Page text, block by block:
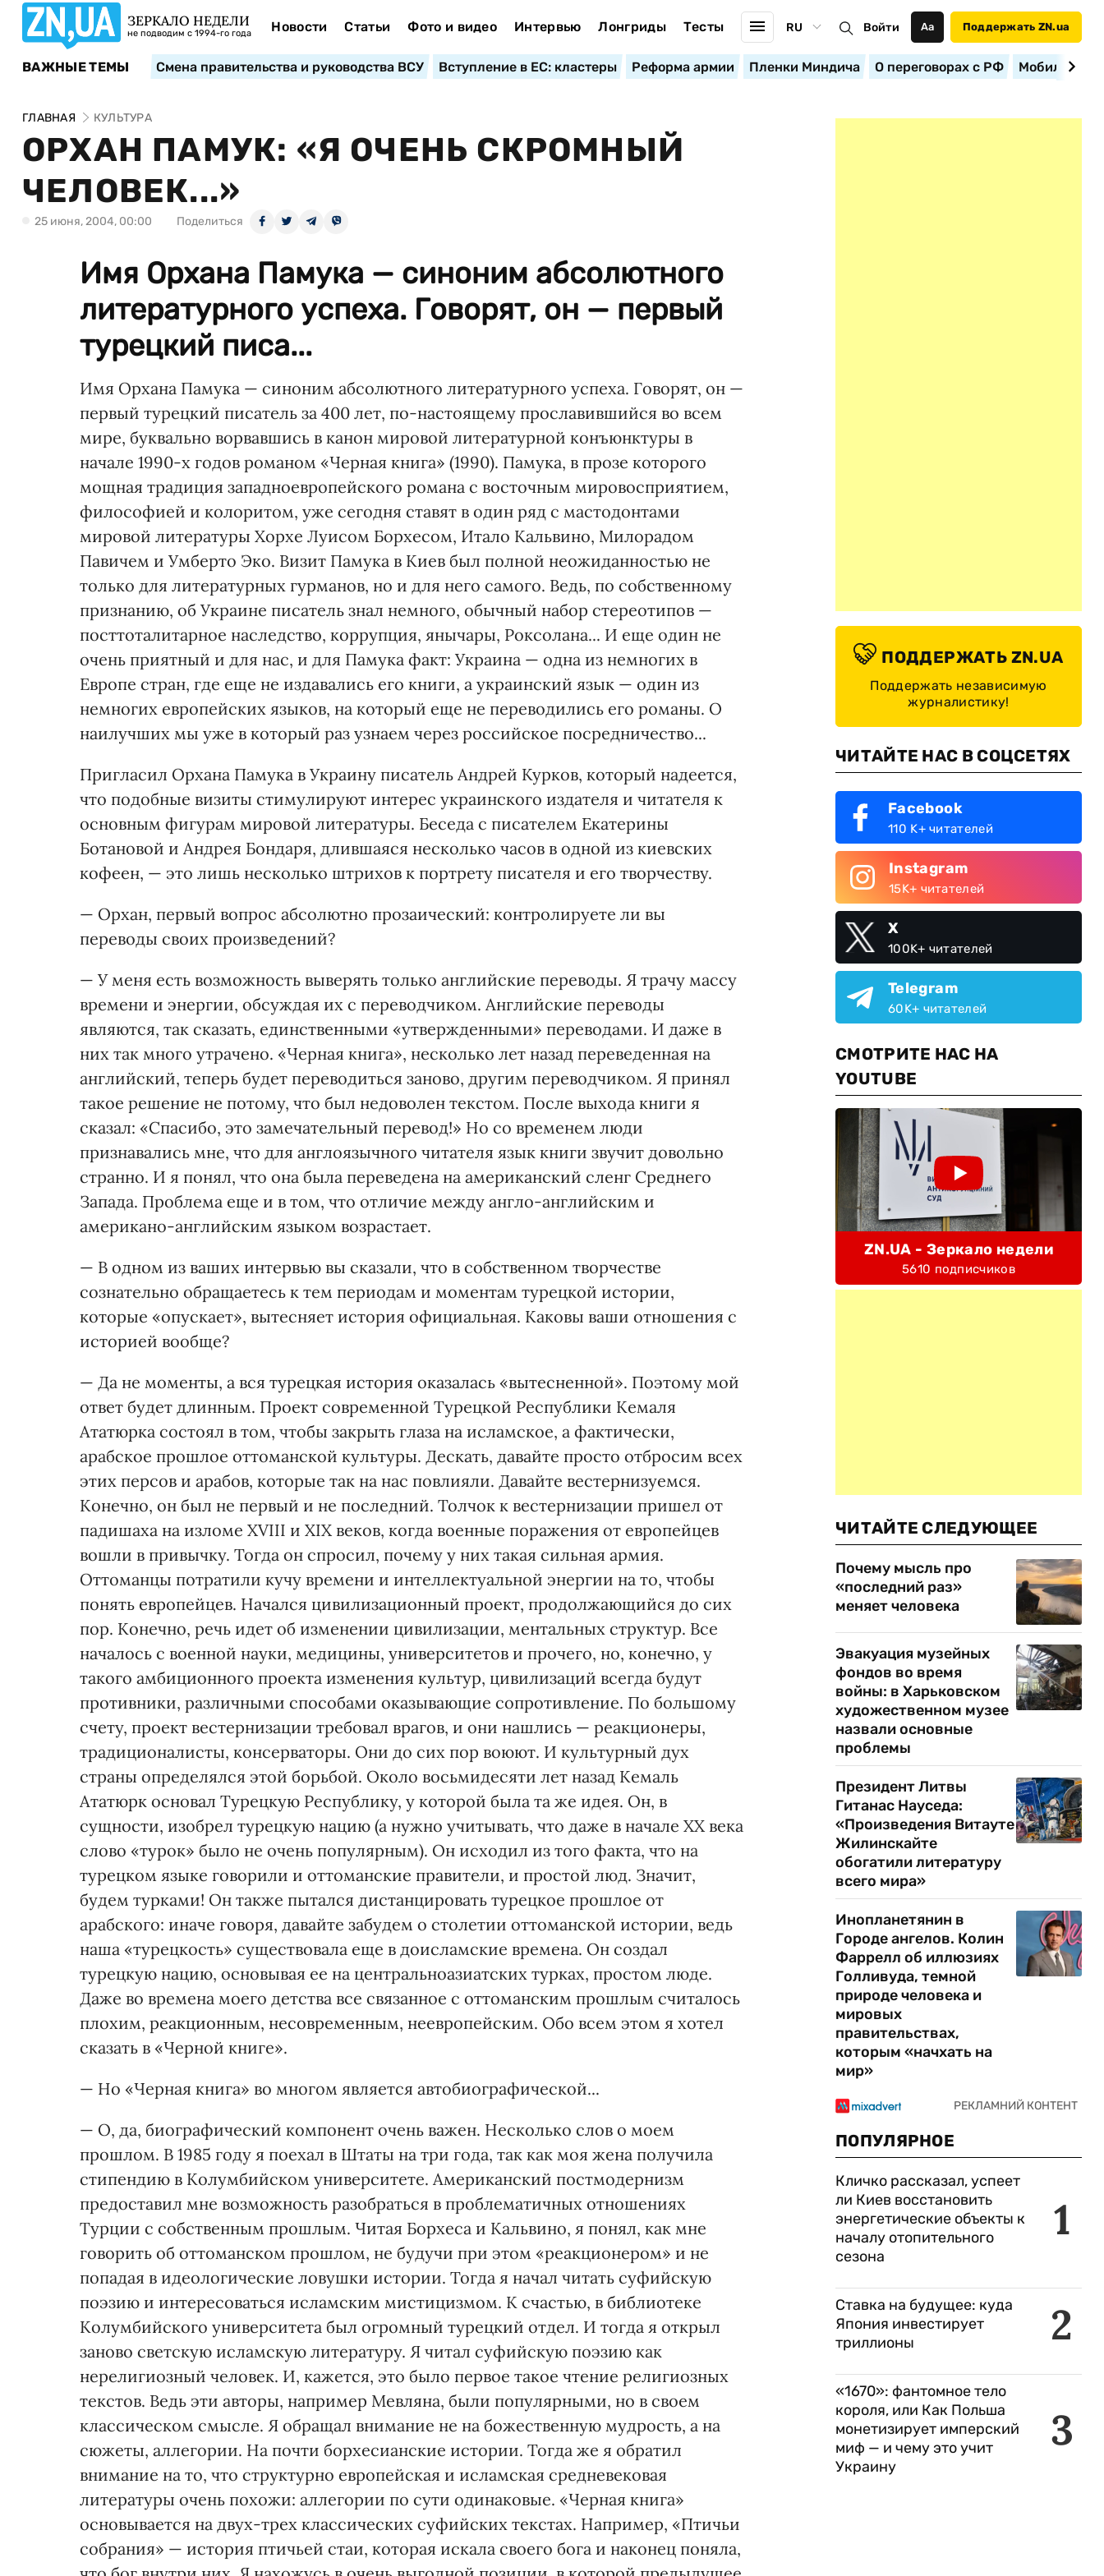
ЗЕРКАЛО НЕДЕЛИ
не подводим с 1994-го года Новости Статьи Фото и видео Интервью Лонгриды Тесты RU Войти Аа Поддержать ZN.ua
ВАЖНЫЕ ТЕМЫ Смена правительства и руководства ВСУ Вступление в ЕС: кластеры Реформа армии Пленки Миндича О переговорах с РФ
ГЛАВНАЯ КУЛЬТУРА
ОРХАН ПАМУК: «Я ОЧЕНЬ СКРОМНЫЙ
ЧЕЛОВЕК...»
25 июня, 2004, 00:00 Поделиться
Имя Орхана Памука — синоним абсолютного
литературного успеха. Говорят, он — первый
турецкий писа...
Имя Орхана Памука — синоним абсолютного литературного успеха. Говорят, он —
первый турецкий писатель за 400 лет, по-настоящему прославившийся во всем
мире, буквально ворвавшись в канон мировой литературной конъюнктуры в
начале 1990-х годов романом «Черная книга» (1990). Памука, в прозе которого
мощная традиция западноевропейского романа с восточным мировосприятием,
философией и колоритом, уже сегодня ставят в один ряд с мастодонтами
мировой литературы Хорхе Луисом Борхесом, Итало Кальвино, Милорадом
Павичем и Умберто Эко. Визит Памука в Киев был полной неожиданностью не
только для литературных гурманов, но и для него самого. Ведь, по собственному
признанию, об Украине писатель знал немного, обычный набор стереотипов —
посттоталитарное наследство, коррупция, янычары, Роксолана... И еще один не
очень приятный и для нас, и для Памука факт: Украина — одна из немногих в
Европе стран, где еще не издавались его книги, а украинский язык — один из
немногих европейских языков, на который еще не переводились его романы. О
наилучших мы уже в который раз узнаем через российское посредничество...
Пригласил Орхана Памука в Украину писатель Андрей Курков, который надеется,
что подобные визиты стимулируют интерес украинского издателя и читателя к
основным фигурам мировой литературы. Беседа с писателем Екатерины
Ботановой и Андрея Бондаря, длившаяся несколько часов в одной из киевских
кофеен, — это лишь несколько штрихов к портрету писателя и его творчеству.
— Орхан, первый вопрос абсолютно прозаический: контролируете ли вы
переводы своих произведений?
— У меня есть возможность выверять только английские переводы. Я трачу массу
времени и энергии, обсуждая их с переводчиком. Английские переводы
являются, так сказать, единственными «утвержденными» переводами. И даже в
них так много утрачено. «Черная книга», несколько лет назад переведенная на
английский, теперь будет переводиться заново, другим переводчиком. Я принял
такое решение не потому, что был недоволен текстом. После выхода книги я
сказал: «Спасибо, это замечательный перевод!» Но со временем люди
признавались мне, что для англоязычного читателя язык книги звучит довольно
странно. И я понял, что она была переведена на американский сленг Среднего
Запада. Проблема еще и в том, что отличие между англо-английским и
американо-английским языком возрастает.
— В одном из ваших интервью вы сказали, что в собственном творчестве
сознательно обращаетесь к тем периодам и моментам турецкой истории,
которые «опускает», вытесняет история официальная. Каковы ваши отношения с
историей вообще?
— Да не моменты, а вся турецкая история оказалась «вытесненной». Поэтому мой
ответ будет длинным. Проект современной Турецкой Республики Кемаля
Ататюрка состоял в том, чтобы закрыть глаза на исламское, а фактически,
арабское прошлое оттоманской культуры. Дескать, давайте просто отбросим всех
этих персов и арабов, которые так на нас повлияли. Давайте вестернизуемся.
Конечно, он был не первый и не последний. Толчок к вестернизации пришел от
падишаха на изломе ХVIII и ХІХ веков, когда военные поражения от европейцев
вошли в привычку. Тогда он спросил, почему у них такая сильная армия.
Оттоманцы потратили кучу времени и интеллектуальной энергии на то, чтобы
понять европейцев. Начался цивилизационный проект, продолжающийся до сих
пор. Конечно, речь идет об изменении цивилизации, ментальных структур. Все
началось с военной науки, медицины, университетов и прочего, но, конечно, у
такого амбиционного проекта изменения культур, цивилизаций всегда будут
противники, различными способами оказывающие сопротивление. По большому
счету, проект вестернизации требовал врагов, и они нашлись — реакционеры,
традиционалисты, консерваторы. Они до сих пор воюют. И культурный дух
страны определялся этой борьбой. Около восьмидесяти лет назад Кемаль
Ататюрк основал Турецкую Республику, у которой была та же идея. Он, в
сущности, изобрел турецкую нацию (а нужно учитывать, что даже в начале ХХ века
слово «турок» было не очень популярным). Он исходил из того факта, что на
турецком языке говорили и оттоманские правители, и простой люд. Значит,
будем турками! Он также пытался дистанцировать турецкое прошлое от
арабского: иначе говоря, давайте забудем о столетии оттоманской истории, ведь
наша «турецкость» существовала еще в доисламские времена. Он создал
турецкую нацию, основывая ее на центральноазиатских турках, простом люде.
Даже во времена моего детства все связанное с оттоманским прошлым считалось
плохим, реакционным, несовременным, неевропейским. Обо всем этом я хотел
сказать в «Черной книге».
— Но «Черная книга» во многом является автобиографической...
— О, да, биографический компонент очень важен. Несколько слов о моем
прошлом. В 1985 году я поехал в Штаты на три года, так как моя жена получила
стипендию в Колумбийском университете. Американский постмодернизм
предоставил мне возможность разобраться в проблематичных отношениях
Турции с собственным прошлым. Читая Борхеса и Кальвино, я понял, как мне
говорить об оттоманском прошлом, не будучи при этом «реакционером» и не
попадая в идеологические ловушки истории. Тогда я начал читать суфийскую
поэзию и интересоваться исламским мистицизмом. К счастью, в библиотеке
Колумбийского университета был огромный турецкий отдел. И тогда я открыл
заново светскую исламскую литературу. Я читал суфийскую поэзию как
нерелигиозный человек. И, кажется, это было первое такое чтение религиозных
текстов. Ведь эти авторы, например Мевляна, были популярными, но в своем
классическом смысле. Я обращал внимание не на божественную мудрость, а на
сюжеты, аллегории. На почти борхесианские истории. Тогда же я обратил
внимание на то, что структурно европейская и исламская средневековая
литературы очень похожи: аллегории по сути одинаковые. «Черная книга»
основывается на двух-трех классических суфийских текстах. Например, «Птичьи
собрания» — история птичьей стаи, которая искала своего бога и наконец поняла,
ПОДДЕРЖАТЬ ZN.UA
Поддержать независимую
журналистику!
ЧИТАЙТЕ НАС В СОЦСЕТЯХ
Facebook
110 K+ читателей
Instagram
15K+ читателей
X
100K+ читателей
Telegram
60K+ читателей
СМОТРИТЕ НАС НА
YOUTUBE
ZN.UA - Зеркало недели
5610 подписчиков
ЧИТАЙТЕ СЛЕДУЮЩЕЕ
Почему мысль про
«последний раз»
меняет человека
Эвакуация музейных
фондов во время
войны: в Харьковском
художественном музее
назвали основные
проблемы
Президент Литвы
Гитанас Науседа:
«Произведения Витауте
Жилинскайте
обогатили литературу
всего мира»
Инопланетянин в
Городе ангелов. Колин
Фаррелл об иллюзиях
Голливуда, темной
природе человека и
мировых
правительствах,
которым «начхать на
мир»
ПОПУЛЯРНОЕ
1
Кличко рассказал, успеет
ли Киев восстановить
энергетические объекты к
началу отопительного
сезона
2
Ставка на будущее: куда
Япония инвестирует
триллионы
3
«1670»: фантомное тело
короля, или Как Польша
монетизирует имперский
миф — и чему это учит
Украину